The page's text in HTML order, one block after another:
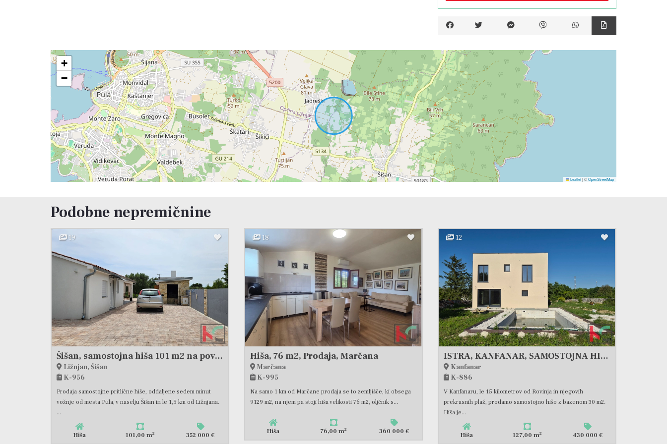
+
−
Leaflet|©OpenStreetMap
Podobne nepremičnine
19
Šišan, samostojna hiša 101 m2 na površini 1104 m2, mirna lokacija, dobra naložba #prodaja
Ližnjan, Šišan
K-956
Prodaja samostojne pritlične hiše, oddaljene sedem minut
vožnje od mesta Pula, v naselju Šišan in le 1,5 km od Ližnjana.
...
Hiša 101,00 m2 352 000 €
18
Hiša, 76 m2, Prodaja, Marčana
Marčana
K-995
Na samo 1 km od Marčane prodaja se to zemljišče, ki obsega
9129 m2, na njem pa stoji hiša velikosti 76 m2, oljčnik s...
Hiša 76,00 m2 360 000 €
12
ISTRA, KANFANAR, SAMOSTOJNA HIŠA Z BAZENOM #PRODAJA
Kanfanar
K-886
V Kanfanaru, le 15 kilometrov od Rovinja in njegovih
prekrasnih plaž, prodamo samostojno hišo z bazenom 30 m2.
Hiša je...
Hiša 127,00 m2 430 000 €